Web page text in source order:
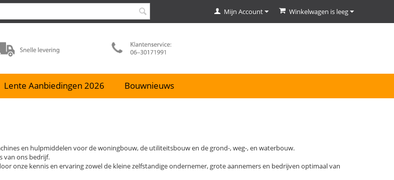
Winkelwagen is leeg
Mijn Account
Lente Aanbiedingen 2026 Bouwnieuws
en hulpmiddelen voor de woningbouw, de utiliteitsbouw en de grond-, weg-, en waterbouw.
van ons bedrijf.
onze kennis en ervaring zowel de kleine zelfstandige ondernemer, grote aannemers en bedrijven optimaal van